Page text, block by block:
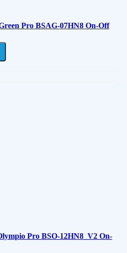
Pro BSAG-07HN8 On-Off
Pro BSO-12HN8_V2 On-